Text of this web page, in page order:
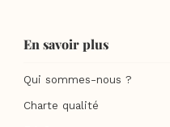
En savoir plus
Qui sommes-nous ?
Charte qualité